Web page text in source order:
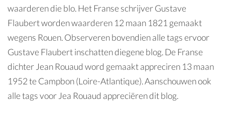
waarderen die blo. Het Franse schrijver Gustave
Flaubert worden waarderen 12 maan 1821 gemaakt
wegens Rouen. Observeren bovendien alle tags ervoor
Gustave Flaubert inschatten diegene blog. De Franse
dichter Jean Rouaud word gemaakt appreciren 13 maan
1952 te Campbon (Loire-Atlantique). Aanschouwen ook
alle tags voor Jea Rouaud appreciëren dit blog.